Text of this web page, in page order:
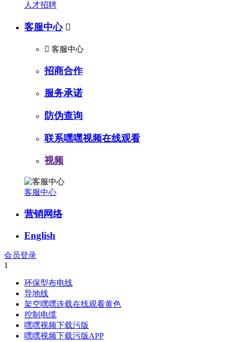
人才招聘
客服中心 
 客服中心
招商合作
服务承诺
防伪查询
联系嘿嘿视频在线观看
视频
客服中心
营销网络
English
会员登录
1
环保型布电线
导地线
架空嘿嘿连载在线观看黄色
控制电缆
嘿嘿视频下载污版
嘿嘿视频下载污版APP